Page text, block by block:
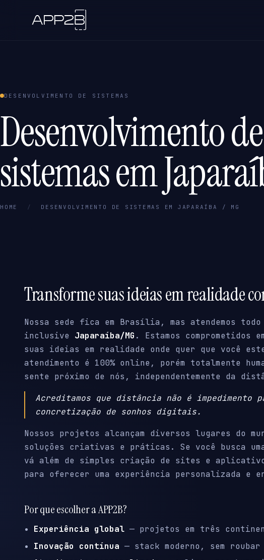
DESENVOLVIMENTO DE SISTEMAS
Desenvolvimento de
sistemas em
HOME / DESENVOLVIMENTO DE SISTEMAS EM JAPARAÍBA / MG
Transforme suas ideias em realidade
Nossa sede fica em Brasília, mas atendemos
inclusive Japaraíba/MG . Estamos comprometidos
suas ideias em realidade onde quer que você
atendimento é 100% online, porém totalmente
sente próximo de nós, independentemente da
Acreditamos que distância não é impedimento
concretização de sonhos digitais.
Nossos projetos alcançam diversos lugares do
soluções criativas e práticas. Se você busca
vá além de simples criação de sites e
para oferecer uma experiência personalizada e
Por que escolher a APP2B?
Experiência global — projetos em três
Inovação contínua — stack moderno, sem